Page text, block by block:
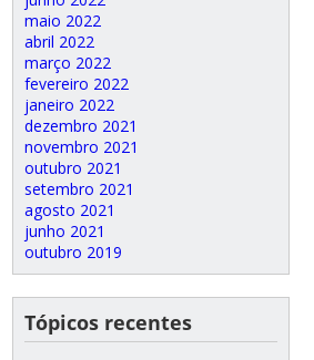
maio 2022
abril 2022
março 2022
fevereiro 2022
janeiro 2022
dezembro 2021
novembro 2021
outubro 2021
setembro 2021
agosto 2021
junho 2021
outubro 2019
Tópicos recentes